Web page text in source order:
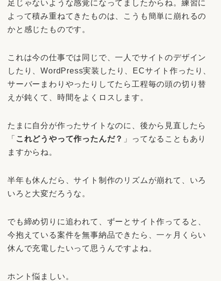
足じゃないような感覚になってましたからね。練習に
よって積み重ねてきたものは、こうも簡単に崩れるの
かと感じたものです。
これは今の仕事では同じで、一人でサイトのデザイン
したり、WordPress実装したり、ECサイト作ったり、
サーバーまわりやったりしてたら工程毎の頭の切り替
えが鈍くて、時間をよくロスします。
たまに自分が作ったサイトなのに、後から見直したら
「 これどうやって作ったんだ？ 」ってなることもあり
ますからね。
半年も休んだら、サイト制作のリズムが崩れて、いろ
いろと大変だろうな。
でも締め切りに追われて、ずーとサイト作ってると、
今抱えている案件を無事納品できたら、一ヶ月くらい
休んで充電したいって思うんですよね。
ホント悩ましい。